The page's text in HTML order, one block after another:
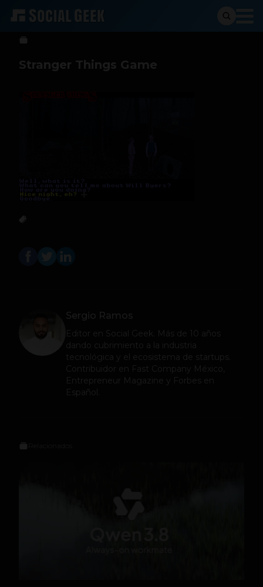
Sergio Ramos 29 de agosto de 2016
Stranger Things Game
Sergio Ramos
Editor en Social Geek
. Más de 10 años
dando cubrimiento a la industria
tecnológica y el ecosistema de startups.
Contribuidor en Fast Company México,
Entrepreneur Magazine y Forbes en
Español.